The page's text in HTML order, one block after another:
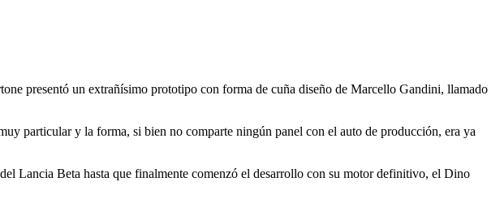
presentó un extrañísimo prototipo con forma de cuña diseño de Marcello Gandini, llamado
particular y la forma, si bien no comparte ningún panel con el auto de producción, era ya
Lancia Beta hasta que finalmente comenzó el desarrollo con su motor definitivo, el Dino